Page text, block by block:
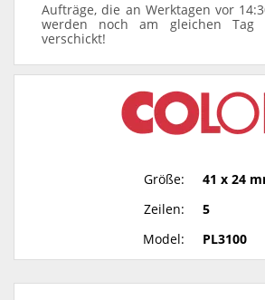
Aufträge, die an Werktagen vor
werden noch am gleichen Tag
verschickt!
Größe:
41 x 24
Zeilen:
5
Model:
PL3100